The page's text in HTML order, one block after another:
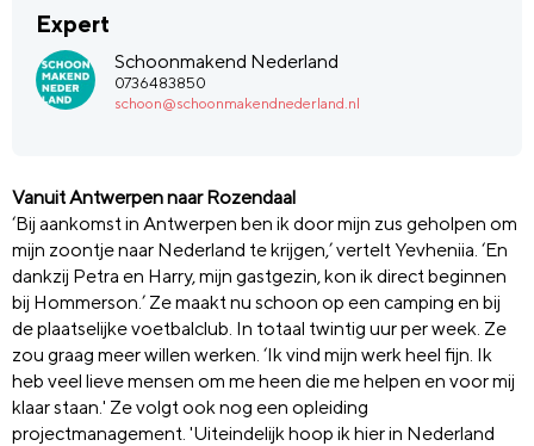
Expert
Schoonmakend Nederland
0736483850
schoon@schoonmakendnederland.nl
Vanuit Antwerpen naar Rozendaal
‘Bij aankomst in Antwerpen ben ik door mijn zus geholpen om
mijn zoontje naar Nederland te krijgen,’ vertelt Yevheniia. ‘En
dankzij Petra en Harry, mijn gastgezin, kon ik direct beginnen
bij Hommerson.’ Ze maakt nu schoon op een camping en bij
de plaatselijke voetbalclub. In totaal twintig uur per week. Ze
zou graag meer willen werken. ‘Ik vind mijn werk heel fijn. Ik
heb veel lieve mensen om me heen die me helpen en voor mij
klaar staan.' Ze volgt ook nog een opleiding
projectmanagement. 'Uiteindelijk hoop ik hier in Nederland